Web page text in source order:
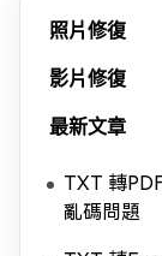
照片修復
影片修復
最新文章
TXT 轉
亂碼問題